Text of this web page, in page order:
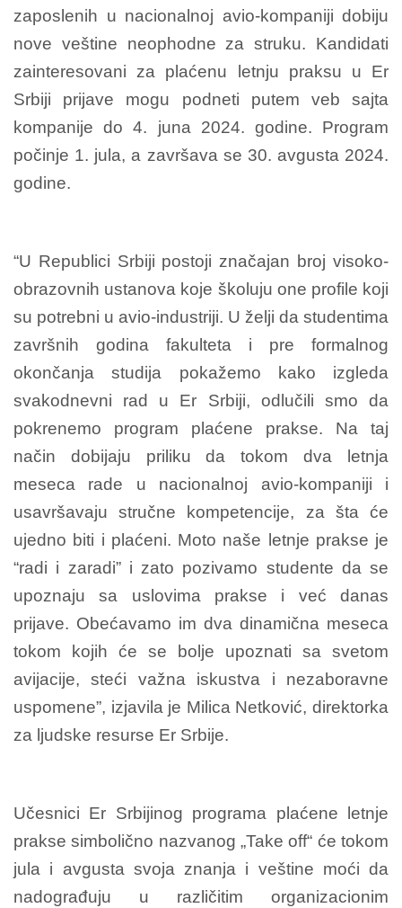
zaposlenih u nacionalnoj avio-kompaniji dobiju
nove veštine neophodne za struku. Kandidati
zainteresovani za plaćenu letnju praksu u Er
Srbiji prijave mogu podneti putem veb sajta
kompanije do 4. juna 2024. godine. Program
počinje 1. jula, a završava se 30. avgusta 2024.
godine.
“U Republici Srbiji postoji značajan broj visoko-
obrazovnih ustanova koje školuju one profile koji
su potrebni u avio-industriji. U želji da studentima
završnih godina fakulteta i pre formalnog
okončanja studija pokažemo kako izgleda
svakodnevni rad u Er Srbiji, odlučili smo da
pokrenemo program plaćene prakse. Na taj
način dobijaju priliku da tokom dva letnja
meseca rade u nacionalnoj avio-kompaniji i
usavršavaju stručne kompetencije, za šta će
ujedno biti i plaćeni. Moto naše letnje prakse je
“radi i zaradi” i zato pozivamo studente da se
upoznaju sa uslovima prakse i već danas
prijave. Obećavamo im dva dinamična meseca
tokom kojih će se bolje upoznati sa svetom
avijacije, steći važna iskustva i nezaboravne
uspomene”, izjavila je Milica Netković, direktorka
za ljudske resurse Er Srbije.
Učesnici Er Srbijinog programa plaćene letnje
prakse simbolično nazvanog „Take off“ će tokom
jula i avgusta svoja znanja i veštine moći da
nadograđuju u različitim organizacionim